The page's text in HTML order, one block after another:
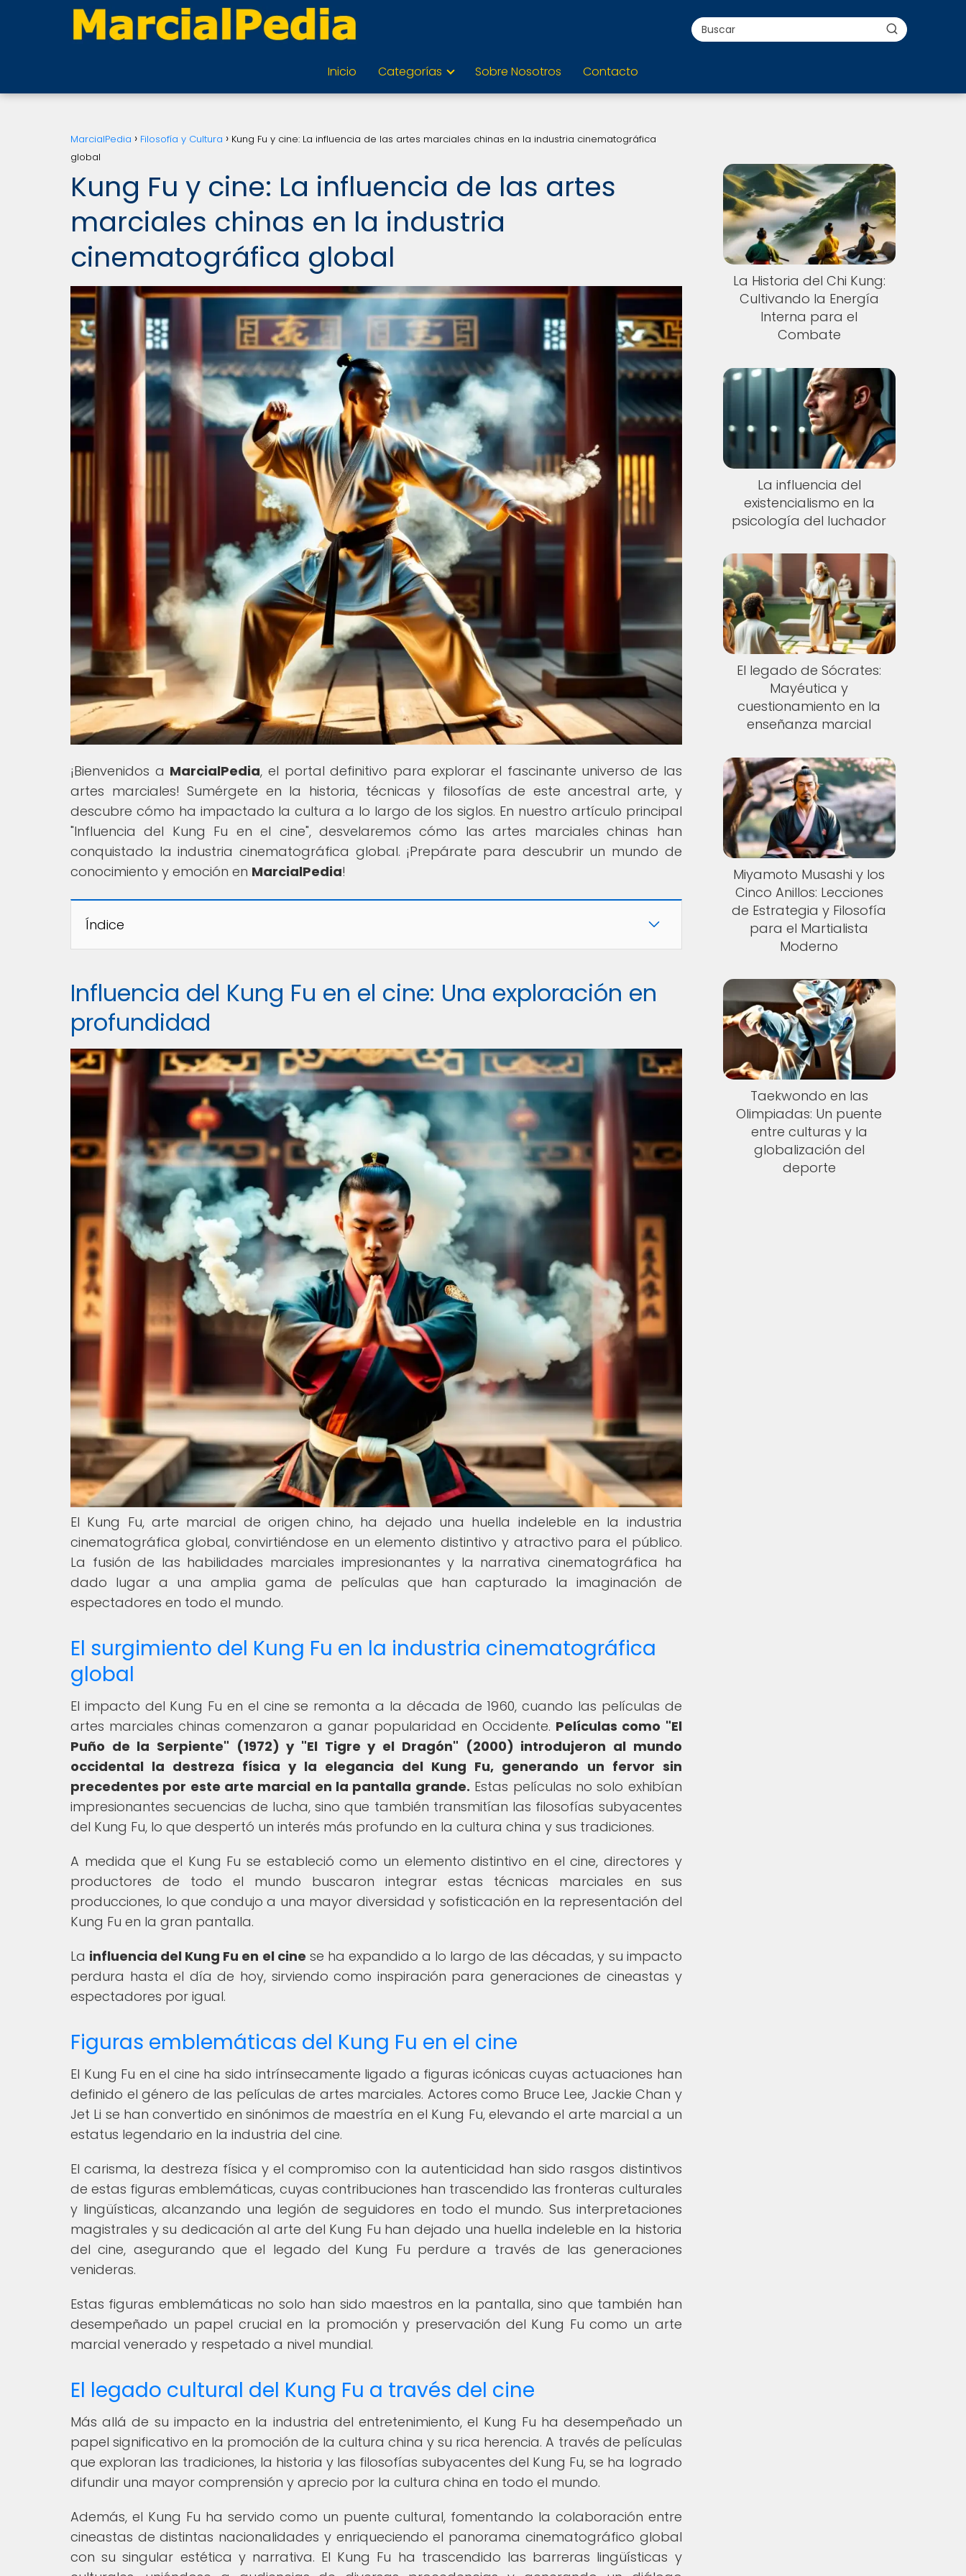
Inicio Categorías Sobre Nosotros Contacto
MarcialPedia Filosofía y Cultura
Kung Fu y cine: La influencia de las artes marciales chinas en la industria cinematográfica
global
Kung Fu y cine: La influencia de las artes
marciales chinas en la industria
cinematográfica global
¡Bienvenidos a MarcialPedia, el portal definitivo para explorar el fascinante universo de las
artes marciales! Sumérgete en la historia, técnicas y filosofías de este ancestral arte, y
descubre cómo ha impactado la cultura a lo largo de los siglos. En nuestro artículo principal
"Influencia del Kung Fu en el cine", desvelaremos cómo las artes marciales chinas han
conquistado la industria cinematográfica global. ¡Prepárate para descubrir un mundo de
conocimiento y emoción en MarcialPedia!
Índice
Influencia del Kung Fu en el cine: Una exploración en
profundidad
El Kung Fu, arte marcial de origen chino, ha dejado una huella indeleble en la industria
cinematográfica global, convirtiéndose en un elemento distintivo y atractivo para el público.
La fusión de las habilidades marciales impresionantes y la narrativa cinematográfica ha
dado lugar a una amplia gama de películas que han capturado la imaginación de
espectadores en todo el mundo.
El surgimiento del Kung Fu en la industria cinematográfica
global
El impacto del Kung Fu en el cine se remonta a la década de 1960, cuando las películas de
artes marciales chinas comenzaron a ganar popularidad en Occidente. Películas como "El
Puño de la Serpiente" (1972) y "El Tigre y el Dragón" (2000) introdujeron al mundo
occidental la destreza física y la elegancia del Kung Fu, generando un fervor sin
precedentes por este arte marcial en la pantalla grande. Estas películas no solo exhibían
impresionantes secuencias de lucha, sino que también transmitían las filosofías subyacentes
del Kung Fu, lo que despertó un interés más profundo en la cultura china y sus tradiciones.
A medida que el Kung Fu se estableció como un elemento distintivo en el cine, directores y
productores de todo el mundo buscaron integrar estas técnicas marciales en sus
producciones, lo que condujo a una mayor diversidad y sofisticación en la representación del
Kung Fu en la gran pantalla.
La influencia del Kung Fu en el cine se ha expandido a lo largo de las décadas, y su impacto
perdura hasta el día de hoy, sirviendo como inspiración para generaciones de cineastas y
espectadores por igual.
Figuras emblemáticas del Kung Fu en el cine
El Kung Fu en el cine ha sido intrínsecamente ligado a figuras icónicas cuyas actuaciones han
definido el género de las películas de artes marciales. Actores como Bruce Lee, Jackie Chan y
Jet Li se han convertido en sinónimos de maestría en el Kung Fu, elevando el arte marcial a un
estatus legendario en la industria del cine.
El carisma, la destreza física y el compromiso con la autenticidad han sido rasgos distintivos
de estas figuras emblemáticas, cuyas contribuciones han trascendido las fronteras culturales
y lingüísticas, alcanzando una legión de seguidores en todo el mundo. Sus interpretaciones
magistrales y su dedicación al arte del Kung Fu han dejado una huella indeleble en la historia
del cine, asegurando que el legado del Kung Fu perdure a través de las generaciones
venideras.
Estas figuras emblemáticas no solo han sido maestros en la pantalla, sino que también han
desempeñado un papel crucial en la promoción y preservación del Kung Fu como un arte
marcial venerado y respetado a nivel mundial.
El legado cultural del Kung Fu a través del cine
Más allá de su impacto en la industria del entretenimiento, el Kung Fu ha desempeñado un
papel significativo en la promoción de la cultura china y su rica herencia. A través de películas
que exploran las tradiciones, la historia y las filosofías subyacentes del Kung Fu, se ha logrado
difundir una mayor comprensión y aprecio por la cultura china en todo el mundo.
Además, el Kung Fu ha servido como un puente cultural, fomentando la colaboración entre
cineastas de distintas nacionalidades y enriqueciendo el panorama cinematográfico global
con su singular estética y narrativa. El Kung Fu ha trascendido las barreras lingüísticas y
La Historia del Chi Kung:
Cultivando la Energía
Interna para el
Combate
La influencia del
existencialismo en la
psicología del luchador
El legado de Sócrates:
Mayéutica y
cuestionamiento en la
enseñanza marcial
Miyamoto Musashi y los
Cinco Anillos: Lecciones
de Estrategia y Filosofía
para el Martialista
Moderno
Taekwondo en las
Olimpiadas: Un puente
entre culturas y la
globalización del
deporte